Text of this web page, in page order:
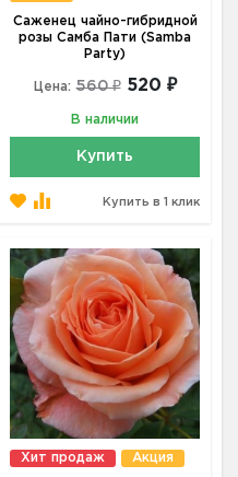
Саженец чайно-гибридной
розы Самба Пати (Samba
Party)
Цена: 560 ₽ 520 ₽
В наличии
Купить
Купить в 1 клик
Хит продаж Акция